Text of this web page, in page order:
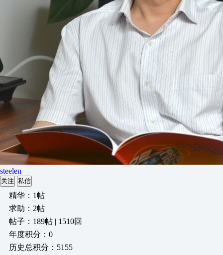
steelen
关注 私信
精华：1帖
求助：2帖
帖子：189帖 | 1510回
年度积分：0
历史总积分：5155